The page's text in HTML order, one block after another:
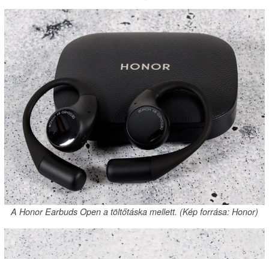
A Honor Earbuds Open a töltőtáska mellett. (Kép forrása: Honor)